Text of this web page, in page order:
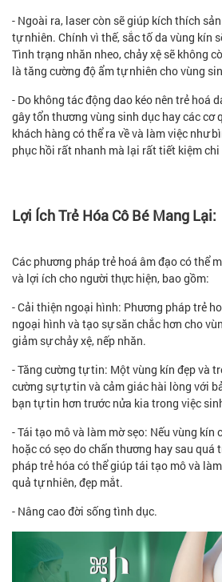
- Ngoài ra, laser còn sẽ giúp kích thích
tự nhiên. Chính vì thế, sắc tố da vùng kín
Tình trạng nhăn nheo, chảy xệ sẽ không
là tăng cường độ ẩm tự nhiên cho vùng
- Do không tác động dao kéo nên trẻ hoá
gây tổn thương vùng sinh dục hay các cơ
khách hàng có thể ra về và làm việc như
phục hồi rất nhanh mà lại rất tiết kiệm
Lợi Ích Trẻ Hóa Cô Bé Mang Lại:
Các phương pháp trẻ hoá âm đạo có thể
và lợi ích cho người thực hiện, bao gồm:
- Cải thiện ngoại hình: Phương pháp trẻ
ngoại hình và tạo sự săn chắc hơn cho
giảm sự chảy xệ, nếp nhăn.
- Tăng cường tự tin: Một vùng kín đẹp và
cường sự tự tin và cảm giác hài lòng với
bạn tự tin hơn trước nửa kia trong việc
- Tái tạo mô và làm mờ sẹo: Nếu vùng kín
hoặc có sẹo do chấn thương hay sau quá
pháp trẻ hóa có thể giúp tái tạo mô và
quả tự nhiên, đẹp mắt.
- Nâng cao đời sống tình dục.